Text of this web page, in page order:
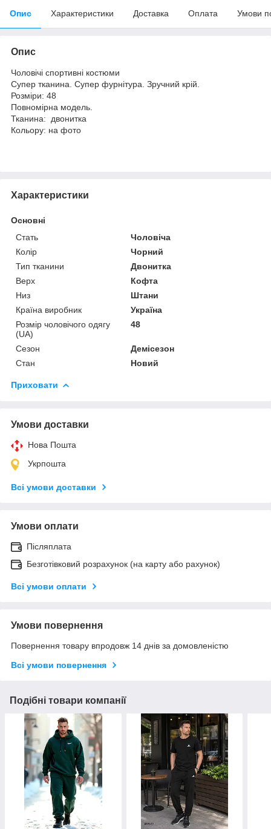
Опис Характеристики Доставка Оплата Умови
Опис
Чоловічі спортивні костюми
Супер тканина. Супер фурнітура. Зручний крій.
Розміри: 48
Повномірна модель.
Тканина: двонитка
Кольору: на фото
Характеристики
Основні
Стать
Чоловіча
Колір
Чорний
Тип тканини
Двонитка
Верх
Кофта
Низ
Штани
Країна виробник
Україна
Розмір чоловічого одягу
(UA)
48
Сезон
Демісезон
Стан
Новий
Приховати
Умови доставки
Нова Пошта
Укрпошта
Всі умови доставки
Умови оплати
Післяплата
Безготівковий розрахунок (на карту або рахунок)
Всі умови оплати
Умови повернення
Повернення товару впродовж 14 днів за домовленістю
Всі умови повернення
Подібні товари компанії